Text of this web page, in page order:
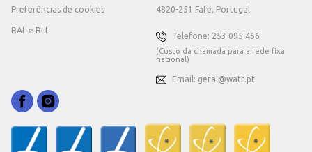
Preferências de cookies
RAL e RLL
4820-251 Fafe, Portugal
Telefone: 253 095 466
(Custo da chamada para a rede fixa
nacional)
Email: geral@watt.pt